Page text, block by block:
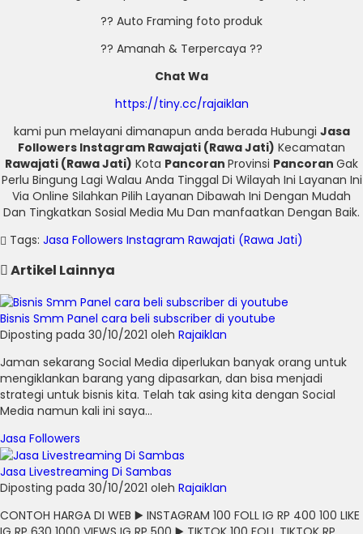
?? Auto Framing foto produk
?? Amanah & Terpercaya ??
Chat Wa
https://tiny.cc/rajaiklan
kami pun melayani dimanapun anda berada Hubungi Jasa
Followers Instagram Rawajati (Rawa Jati) Kecamatan
Rawajati (Rawa Jati) Kota Pancoran Provinsi Pancoran Gak
Perlu Bingung Lagi Walau Anda Tinggal Di Wilayah Ini Layanan Ini
Via Online Silahkan Pilih Layanan Dibawah Ini Dengan Mudah
Dan Tingkatkan Sosial Media Mu Dan manfaatkan Dengan Baik.
Tags: Jasa Followers Instagram Rawajati (Rawa Jati)
Artikel Lainnya
Bisnis Smm Panel cara beli subscriber di youtube
Diposting pada 30/10/2021 oleh Rajaiklan
Jaman sekarang Social Media diperlukan banyak orang untuk
mengiklankan barang yang dipasarkan, dan bisa menjadi
strategi untuk bisnis kita. Telah tak asing kita dengan Social
Media namun kali ini saya...
Jasa Followers
Jasa Livestreaming Di Sambas
Diposting pada 30/10/2021 oleh Rajaiklan
CONTOH HARGA DI WEB ▶️ INSTAGRAM 100 FOLL IG RP 400 100 LIKE